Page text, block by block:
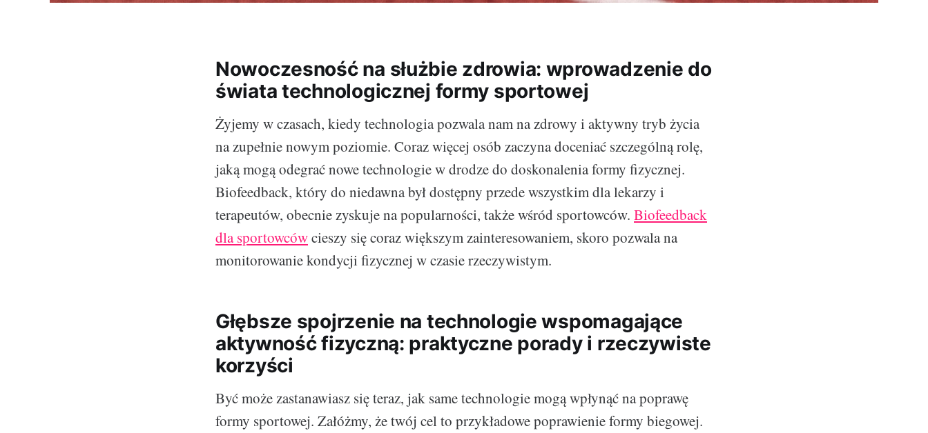
Nowoczesność na służbie zdrowia: wprowadzenie do
świata technologicznej formy sportowej
Żyjemy w czasach, kiedy technologia pozwala nam na zdrowy i aktywny tryb życia
na zupełnie nowym poziomie. Coraz więcej osób zaczyna doceniać szczególną rolę,
jaką mogą odegrać nowe technologie w drodze do doskonalenia formy fizycznej.
Biofeedback, który do niedawna był dostępny przede wszystkim dla lekarzy i
terapeutów, obecnie zyskuje na popularności, także wśród sportowców. Biofeedback
dla sportowcówcieszy się coraz większym zainteresowaniem, skoro pozwala na
monitorowanie kondycji fizycznej w czasie rzeczywistym.
Głębsze spojrzenie na technologie wspomagające
aktywność fizyczną: praktyczne porady i rzeczywiste
korzyści
Być może zastanawiasz się teraz, jak same technologie mogą wpłynąć na poprawę
formy sportowej. Załóżmy, że twój cel to przykładowe poprawienie formy biegowej.